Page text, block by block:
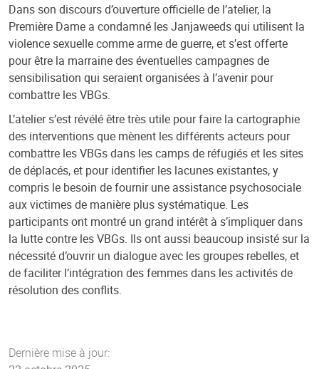
Dans son discours d’ouverture officielle de l’atelier, la
Première Dame a condamné les Janjaweeds qui utilisent la
violence sexuelle comme arme de guerre, et s’est offerte
pour être la marraine des éventuelles campagnes de
sensibilisation qui seraient organisées à l’avenir pour
combattre les VBGs.
L’atelier s’est révélé être très utile pour faire la cartographie
des interventions que mènent les différents acteurs pour
combattre les VBGs dans les camps de réfugiés et les sites
de déplacés, et pour identifier les lacunes existantes, y
compris le besoin de fournir une assistance psychosociale
aux victimes de manière plus systématique. Les
participants ont montré un grand intérêt à s’impliquer dans
la lutte contre les VBGs. Ils ont aussi beaucoup insisté sur la
nécessité d’ouvrir un dialogue avec les groupes rebelles, et
de faciliter l’intégration des femmes dans les activités de
résolution des conflits.
Dernière mise à jour: